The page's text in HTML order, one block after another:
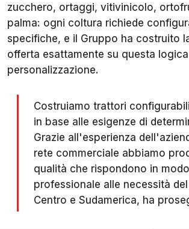
zucchero, ortaggi, vitivinicolo,
palma: ogni coltura richiede
specifiche, e il Gruppo ha costruito
offerta esattamente su questa
personalizzazione.
Costruiamo trattori
in base alle esigenze di
Grazie all'esperienza
rete commerciale abbiamo
qualità che rispondono in modo
professionale alle necessità
Centro e Sudamerica, ha